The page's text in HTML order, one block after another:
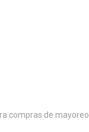
compras de mayoreo